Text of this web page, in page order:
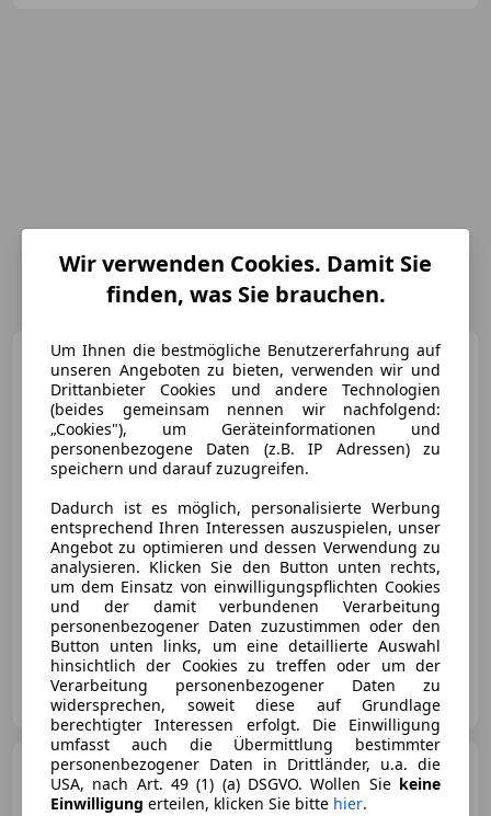
Audi S2 80 Avant quattro 2,2
ABY
€ 42 000
05/1993 190 000 km Benzin 169 kW (230 PS)
Privat
AT-6075 Tulfes
Audi S2Coupe S2
Wir verwenden Cookies. Damit Sie
finden, was Sie brauchen.
Um Ihnen die bestmögliche Benutzererfahrung auf
unseren Angeboten zu bieten, verwenden wir und
Drittanbieter Cookies und andere Technologien
(beides gemeinsam nennen wir nachfolgend:
„Cookies"), um Geräteinformationen und
personenbezogene Daten (z.B. IP Adressen) zu
speichern und darauf zuzugreifen.
Dadurch ist es möglich, personalisierte Werbung
entsprechend Ihren Interessen auszuspielen, unser
Angebot zu optimieren und dessen Verwendung zu
analysieren. Klicken Sie den Button unten rechts,
um dem Einsatz von einwilligungspflichten Cookies
und der damit verbundenen Verarbeitung
personenbezogener Daten zuzustimmen oder den
Button unten links, um eine detaillierte Auswahl
hinsichtlich der Cookies zu treffen oder um der
Verarbeitung personenbezogener Daten zu
widersprechen, soweit diese auf Grundlage
berechtigter Interessen erfolgt. Die Einwilligung
umfasst auch die Übermittlung bestimmter
personenbezogener Daten in Drittländer, u.a. die
USA, nach Art. 49 (1) (a) DSGVO. Wollen Sie keine
Einwilligung erteilen, klicken Sie bitte hier.